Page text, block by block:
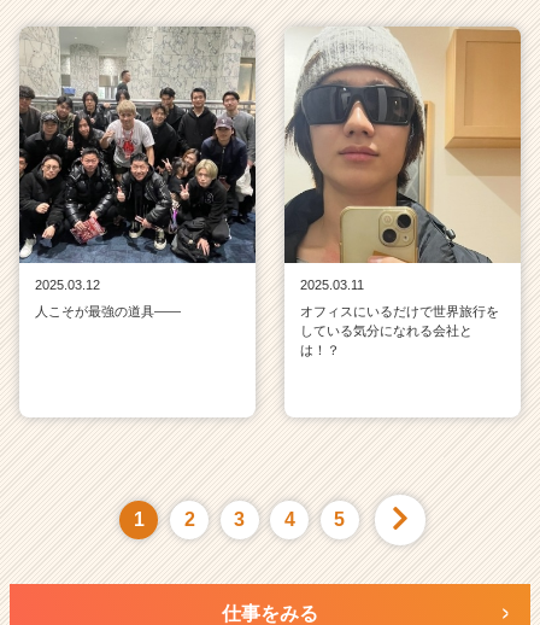
2025.03.12
人こそが最強の道具——
2025.03.11
オフィスにいるだけで世界旅行を
している気分になれる会社と
は！？
1 2 3 4 5
仕事をみる